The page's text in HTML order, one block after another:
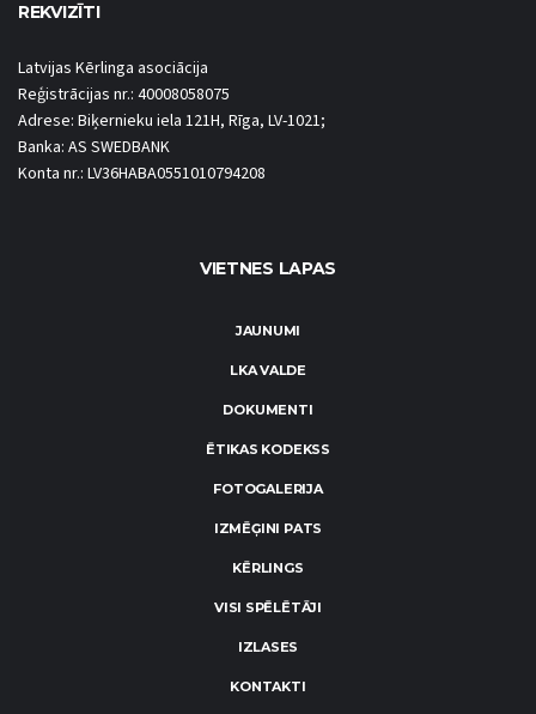
REKVIZĪTI
Latvijas Kērlinga asociācija
Reģistrācijas nr.: 40008058075
Adrese: Biķernieku iela 121H, Rīga, LV-1021;
Banka: AS SWEDBANK
Konta nr.: LV36HABA0551010794208
VIETNES LAPAS
JAUNUMI
LKA VALDE
DOKUMENTI
ĒTIKAS KODEKSS
FOTOGALERIJA
IZMĒĢINI PATS
KĒRLINGS
VISI SPĒLĒTĀJI
IZLASES
KONTAKTI